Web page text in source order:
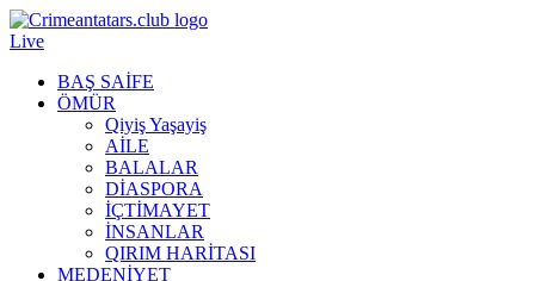
Live
BAŞ SAİFE
ÖMÜR
Qiyiş Yaşayiş
AİLE
BALALAR
DİASPORA
İÇTİMAYET
İNSANLAR
QIRIM HARİTASI
MEDENİYET